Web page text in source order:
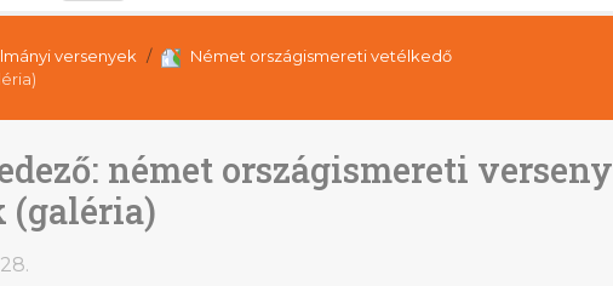
versenyek
Német országismereti vetélkedő
német országismereti verseny
(galéria)